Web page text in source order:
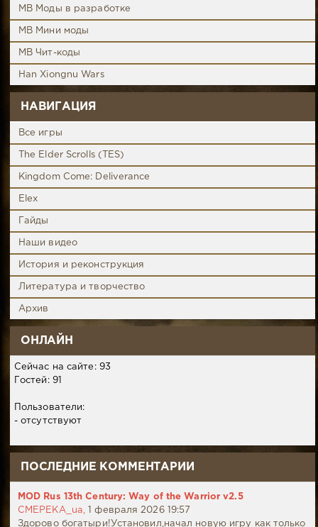
MB Моды в разработке
MB Мини моды
MB Чит-коды
Han Xiongnu Wars
НАВИГАЦИЯ
Все игры
The Elder Scrolls (TES)
Kingdom Come: Deliverance
Elex
Гайды
Наши видео
История и реконструкция
Литература и творчество
Архив
ОНЛАЙН
Сейчас на сайте: 93
Гостей: 91
Пользователи:
- отсутствуют
ПОСЛЕДНИЕ КОММЕНТАРИИ
MOD Rus 13th Century: Way of the Warrior v2.5
CMEPEKA_ua,
1 февраля 2026 19:57
Здорово богатыри!Установил,начал новую игру как только